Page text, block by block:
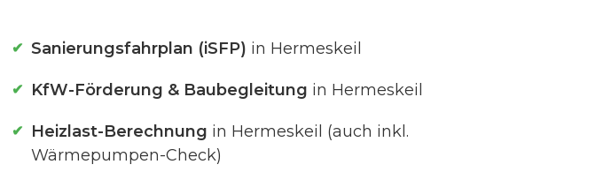
Sanierungsfahrplan (iSFP) in Hermeskeil
KfW-Förderung & Baubegleitung in Hermeskeil
Heizlast-Berechnung in Hermeskeil (auch inkl.
Wärmepumpen-Check)